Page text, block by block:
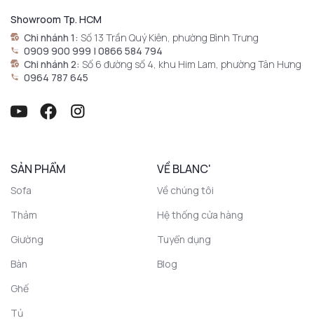
Showroom Tp. HCM
Chi nhánh 1: Số 13 Trần Quý Kiên, phường Bình Trưng
0909 900 999 | 0866 584 794
Chi nhánh 2: Số 6 đường số 4, khu Him Lam, phường Tân Hưng
0964 787 645
SẢN PHẨM
Sofa
Thảm
Giường
Bàn
Ghế
Tủ
VỀ BLANC'
Về chúng tôi
Hệ thống cửa hàng
Tuyển dụng
Blog